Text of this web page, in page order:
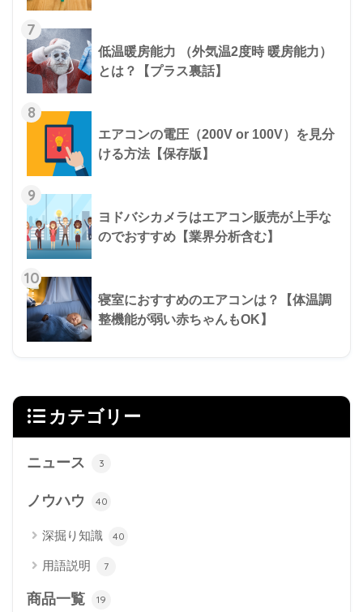
7
低温暖房能力 （外気温2度時 暖房能力）
とは？【プラス裏話】
8
エアコンの電圧（200V or 100V）を見分
ける方法【保存版】
9
ヨドバシカメラはエアコン販売が上手な
のでおすすめ【業界分析含む】
10
寝室におすすめのエアコンは？【体温調
整機能が弱い赤ちゃんもOK】
カテゴリー
ニュース 3
ノウハウ 40
深掘り知識 40
用語説明 7
商品一覧 19